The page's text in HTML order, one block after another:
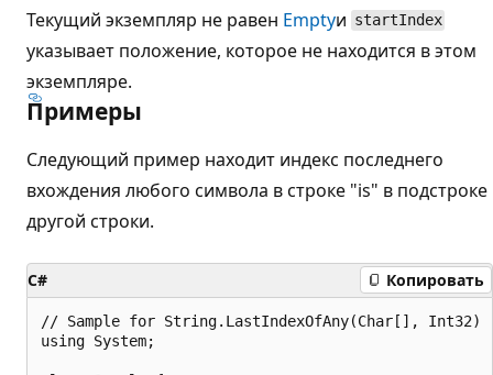
Текущий экземпляр не равен Emptyи startIndex
указывает положение, которое не находится в этом
экземпляре.
Примеры
Следующий пример находит индекс последнего
вхождения любого символа в строке "is" в подстроке
другой строки.
C# Копировать
// Sample for String.LastIndexOfAny(Char[], Int32)
using System;